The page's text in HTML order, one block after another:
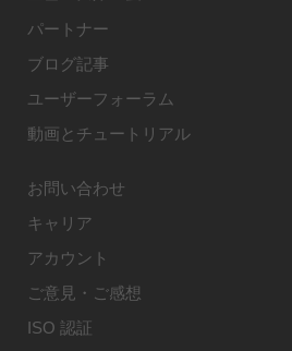
パートナー
ブログ記事
ユーザーフォーラム
動画とチュートリアル
お問い合わせ
キャリア
アカウント
ご意見・ご感想
ISO 認証